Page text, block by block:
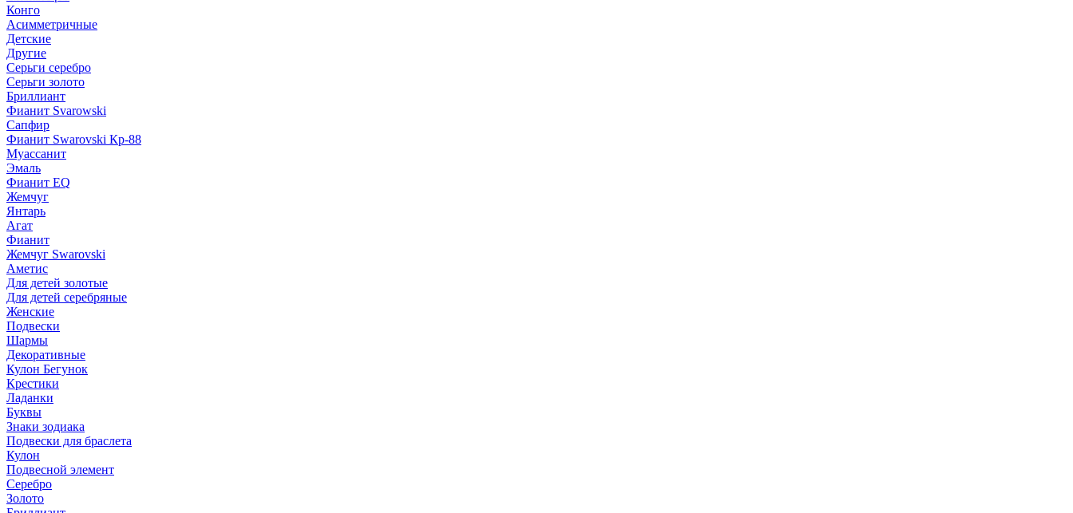
Конго
Асимметричные
Детские
Другие
Серьги серебро
Серьги золото
Бриллиант
Фианит Svarowski
Сапфир
Фианит Swarovski Кр-88
Муассанит
Эмаль
Фианит EQ
Жемчуг
Янтарь
Агат
Фианит
Жемчуг Swarovski
Аметис
Для детей золотые
Для детей серебряные
Женские
Подвески
Шармы
Декоративные
Кулон Бегунок
Крестики
Ладанки
Буквы
Знаки зодиака
Подвески для браслета
Кулон
Подвесной элемент
Серебро
Золото